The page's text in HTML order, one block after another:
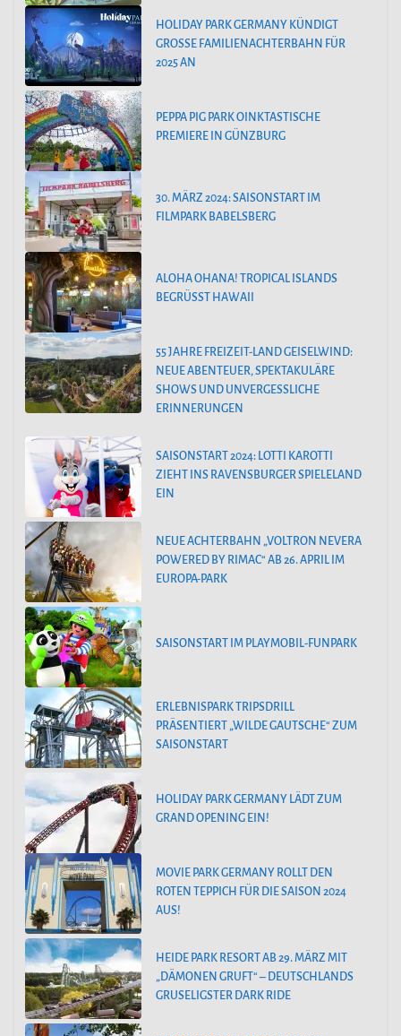
HOLIDAY PARK GERMANY KÜNDIGT
GROSSE FAMILIENACHTERBAHN FÜR 2
025 AN
PEPPA PIG PARK OINKTASTISCHE
PREMIERE IN GÜNZBURG
30. MÄRZ 2024: SAISONSTART IM
FILMPARK BABELSBERG
ALOHA OHANA! TROPICAL ISLANDS
BEGRÜSST HAWAII
55 JAHRE FREIZEIT-LAND GEISELWIND:
NEUE ABENTEUER, SPEKTAKULÄRE
SHOWS UND UNVERGESSLICHE
ERINNERUNGEN
SAISONSTART 2024: LOTTI KAROTTI
ZIEHT INS RAVENSBURGER SPIELELAND
EIN
NEUE ACHTERBAHN „VOLTRON NEVERA
POWERED BY RIMAC“ AB 26. APRIL IM
EUROPA-PARK
SAISONSTART IM PLAYMOBIL-FUNPARK
ERLEBNISPARK TRIPSDRILL
PRÄSENTIERT „WILDE GAUTSCHE“ ZUM
SAISONSTART
HOLIDAY PARK GERMANY LÄDT ZUM
GRAND OPENING EIN!
MOVIE PARK GERMANY ROLLT DEN
ROTEN TEPPICH FÜR DIE SAISON 2024
AUS!
HEIDE PARK RESORT AB 29. MÄRZ MIT
„DÄMONEN GRUFT“ – DEUTSCHLANDS
GRUSELIGSTER DARK RIDE